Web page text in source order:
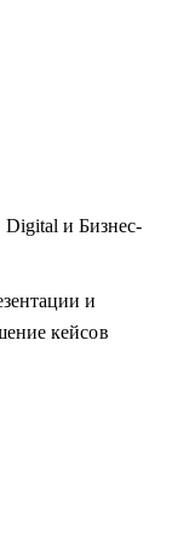
в бигтех
для себя места
и комьюнити.
если сильно
и бизнесовые
Digital и Бизнес-
и
кейсов